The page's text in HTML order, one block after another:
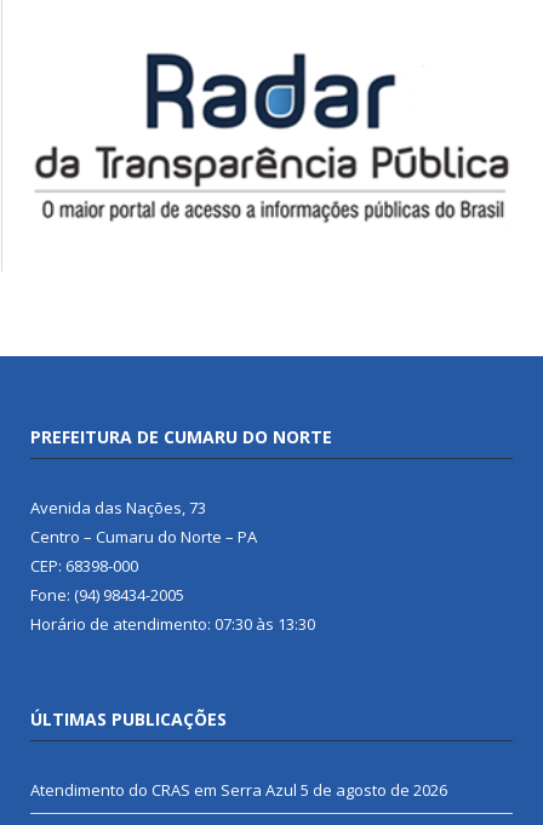
PREFEITURA DE CUMARU DO NORTE
Avenida das Nações, 73
Centro – Cumaru do Norte – PA
CEP: 68398-000
Fone: (94) 98434-2005
Horário de atendimento: 07:30 às 13:30
ÚLTIMAS PUBLICAÇÕES
Atendimento do CRAS em Serra Azul 5 de agosto de 2026